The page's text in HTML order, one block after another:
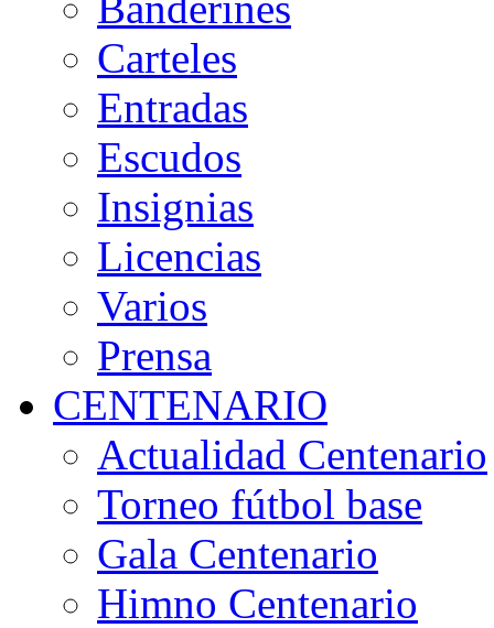
Carteles
Entradas
Escudos
Insignias
Licencias
Varios
Prensa
CENTENARIO
Actualidad Centenario
Torneo fútbol base
Gala Centenario
Himno Centenario